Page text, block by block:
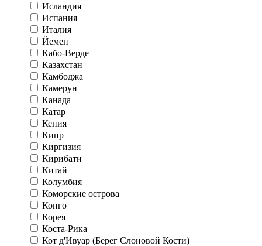
Исландия
Испания
Италия
Йемен
Кабо-Верде
Казахстан
Камбоджа
Камерун
Канада
Катар
Кения
Кипр
Киргизия
Кирибати
Китай
Колумбия
Коморские острова
Конго
Корея
Коста-Рика
Кот д'Ивуар (Берег Слоновой Кости)